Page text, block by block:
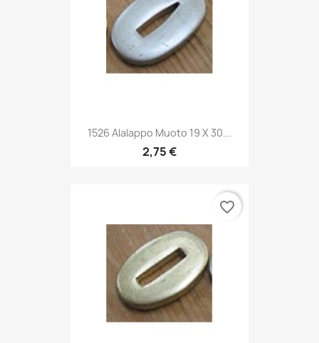
1526 Alalappo Muoto 19 X 30...
2,75 €
favorite_border